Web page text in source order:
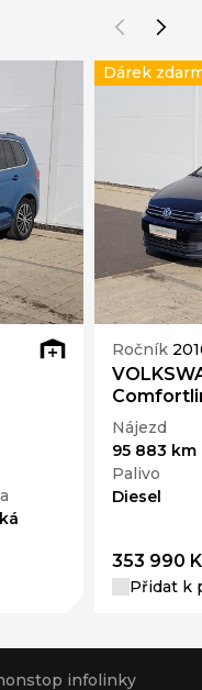
Ročník
Nájezd
95 883 km
Palivo
Diesel
353 990
Přidat k
Dárek
infolinky